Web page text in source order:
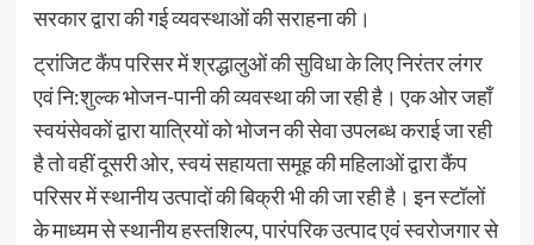
सरकार द्वारा की गई व्यवस्थाओं की सराहना की।
ट्रांजिट कैंप परिसर में श्रद्धालुओं की सुविधा के लिए निरंतर लंगर
एवं नि:शुल्क भोजन-पानी की व्यवस्था की जा रही है। एक ओर जहाँ
स्वयंसेवकों द्वारा यात्रियों को भोजन की सेवा उपलब्ध कराई जा रही
है तो वहीं दूसरी ओर, स्वयं सहायता समूह की महिलाओं द्वारा कैंप
परिसर में स्थानीय उत्पादों की बिक्री भी की जा रही है। इन स्टॉलों
के माध्यम से स्थानीय हस्तशिल्प, पारंपरिक उत्पाद एवं स्वरोजगार से